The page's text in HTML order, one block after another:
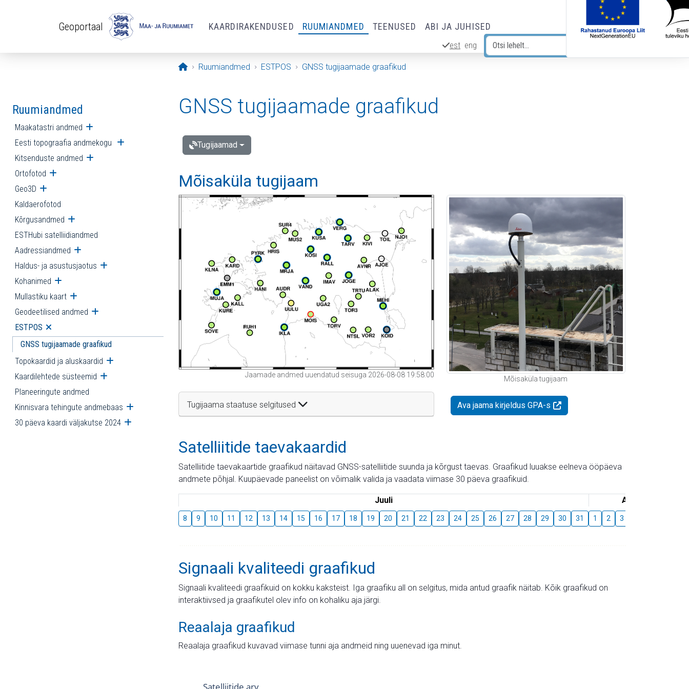
Geoportaal KAARDIRAKENDUSED RUUMIANDMED TEENUSED ABI JA JUHISED
est eng
Avaleht
Ruumiandmed ESTPOS GNSS tugijaamade graafikud
Ruumiandmed
Maakatastri andmed Ava alammenüü
Eesti topograafia andmekogu Ava alammenüü
Kitsenduste andmed Ava alammenüü
Ortofotod Ava alammenüü
Geo3D Ava alammenüü
Kaldaerofotod
Kõrgusandmed Ava alammenüü
ESTHubi satelliidiandmed
Aadressiandmed Ava alammenüü
Haldus- ja asustusjaotus Ava alammenüü
Kohanimed Ava alammenüü
Mullastiku kaart Ava alammenüü
Geodeetilised andmed Ava alammenüü
ESTPOS Ava alammenüü
GNSS tugijaamade graafikud
Topokaardid ja aluskaardid Ava alammenüü
Kaardilehtede süsteemid Ava alammenüü
Planeeringute andmed
Kinnisvara tehingute andmebaas Ava alammenüü
30 päeva kaardi väljakutse 2024 Ava alammenüü
GNSS tugijaamade graafikud
Tugijaamad
Mõisaküla tugijaam
Jaamade andmed uuendatud seisuga 2026-08-08 19:58:00
Tugijaama staatuse selgitused
Mõisaküla tugijaam
Ava jaama kirjeldus GPA-s
Satelliitide taevakaardid
Satelliitide taevakaartide graafikud näitavad GNSS-satelliitide suunda ja kõrgust taevas. Graafikud luuakse eelneva ööpäeva
andmete põhjal. Kuupäevade paneelist on võimalik valida ja vaadata viimase 30 päeva graafikuid.
Juuli August
8 9 10 11 12 13 14 15 16 17 18 19 20 21 22 23 24 25 26 27 28 29 30 31 1 2 3
Signaali kvaliteedi graafikud
Signaali kvaliteedi graafikuid on kokku kaksteist. Iga graafiku all on selgitus, mida antud graafik näitab. Kõik graafikud on
interaktiivsed ja graafikutel olev info on kohaliku aja järgi.
Reaalaja graafikud
Reaalaja graafikud kuvavad viimase tunni aja andmeid ning uuenevad iga minut.